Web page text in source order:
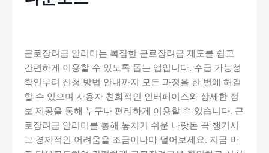
근로장려금 알리미는 복잡한 근로장려금 제도를 쉽고
간편하게 이용할 수 있도록 돕는 앱입니다. 수급 가능성
확인부터 신청 방법 안내까지 모든 과정을 한 번에 해결
할 수 있으며 사용자 친화적인 인터페이스와 상세한 정
보 제공을 통해 누구나 편리하게 이용할 수 있습니다. 근
로장려금 알리미를 통해 놓치기 쉬운 나랏돈 꼭 챙기시
고 경제적인 어려움을 조금이나마 덜어보세요. 지금 바